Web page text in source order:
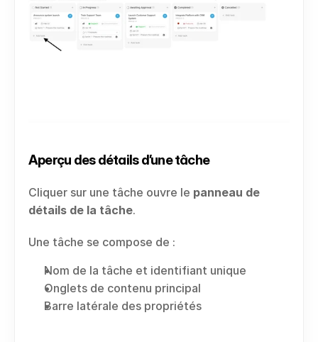
Aperçu des détails d’une tâche
Cliquer sur une tâche ouvre le panneau de
détails de la tâche.
Une tâche se compose de :
Nom de la tâche et identifiant unique
Onglets de contenu principal
Barre latérale des propriétés